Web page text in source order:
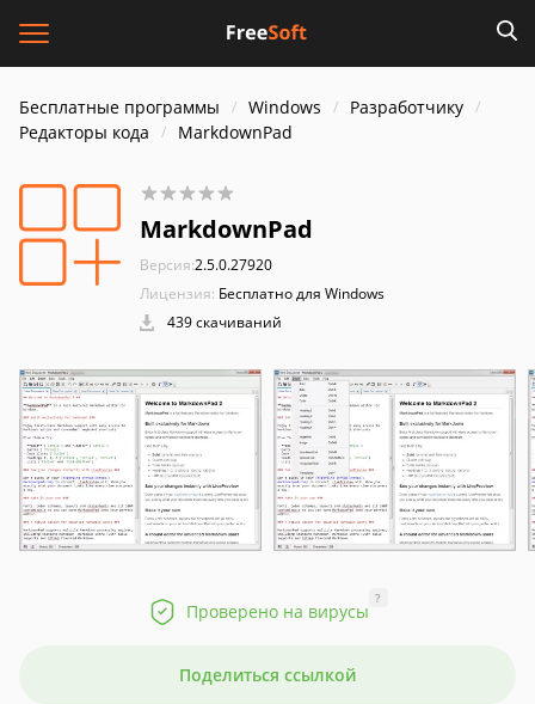
Бесплатные программы Windows
Разработчику
Редакторы кода
MarkdownPad
MarkdownPad
Версия:2.5.0.27920
Лицензия: Бесплатно для Windows
439 скачиваний
Проверено на вирусы
?
Поделиться ссылкой